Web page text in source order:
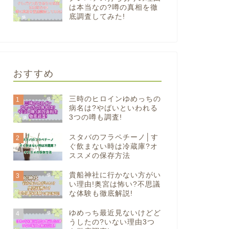
は本当なの?噂の真相を徹
底調査してみた!
おすすめ
1
三時のヒロインゆめっちの
病名は?やばいといわれる
3つの噂も調査!
2
スタバのフラペチーノ│す
ぐ飲まない時は冷蔵庫?オ
ススメの保存方法
3
貴船神社に行かない方がい
い理由!奥宮は怖い?不思議
な体験も徹底解説!
4
ゆめっち最近見ないけどど
うしたの?いない理由3つ